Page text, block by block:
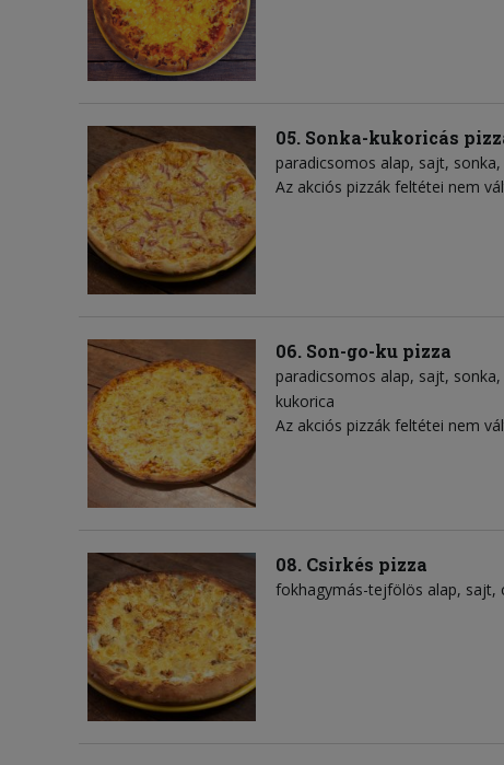
05. Sonka-kukoricás
paradicsomos alap sajt sonka
Az akciós pizzák feltétei nem
06. Son-go-ku pizza
paradicsomos alap sajt sonka
kukorica
Az akciós pizzák feltétei nem
08. Csirkés pizza
fokhagymás-tejfölös alap sajt